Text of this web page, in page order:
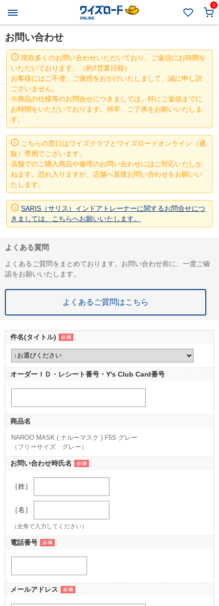
0
お問い合わせ
現在多くのお問い合わせいただいており、ご返信にお時間を
いただいております。（約7営業日程）
お客様にはご不便、ご迷惑をおかけいたしまして、誠に申し訳
ございません。
※商品の仕様等のお問合せにつきましては、特にご返信までに
お時間をいただいております。何卒、ご了承をお願いいたしま
す。
こちらの窓口はワイズクラブとワイズロードオンライン（通
販）専用でございます。
店舗でのご購入商品や修理のお問い合わせにはご対応いたしか
ねます。恐れ入りますが、店舗へ直接お問い合わせをお願いい
たします。
SARIS（サリス）インドアトレーナーに関するお問合せにつ
きましては、こちらへお願いいたします。
よくある質問
よくあるご質問をまとめております。お問い合わせ前に、一度ご確
認をお願いいたします。
よくあるご質問はこちら
件名(タイトル)
オーダーＩＤ・レシート番号・Y's Club Card番号
商品名
NAROO MASK ( ナルーマスク ) F5S グレー
（フリーサイズ グレー）
お問い合わせ時氏名
［姓］
［名］
（全角で入力してください）
電話番号
メールアドレス